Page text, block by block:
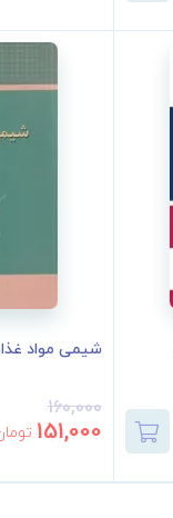
شیمی مواد
160,000
151,000